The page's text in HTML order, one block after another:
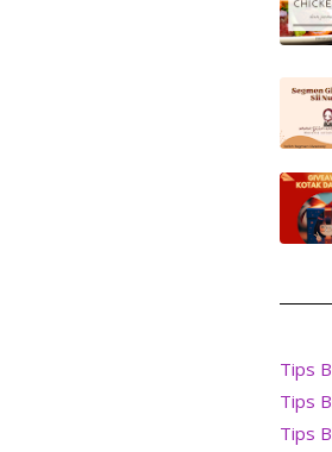
Tips
Tips
Tips